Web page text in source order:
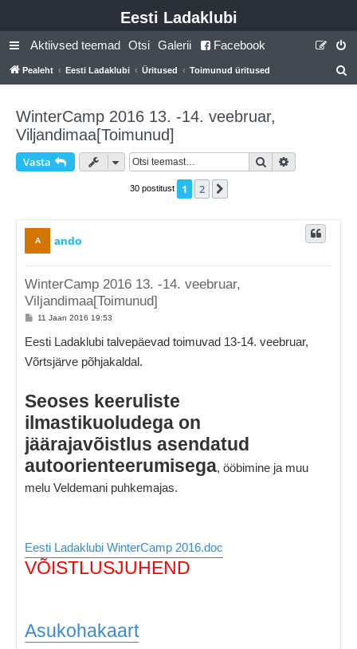
Eesti Ladaklubi
Aktiivsed teemad Otsi Galerii Facebook
Pealeht Eesti Ladaklubi Üritused Toimunud üritused
t
WinterCamp 2016 13. -14. veebruar,
Viljandimaa[Toimunud]
Vasta Otsi
30 postitust 1 2
A ando
WinterCamp 2016 13. -14. veebruar,
Viljandimaa[Toimunud]
P
t
t
11 Jaan 2016 19:53
Eesti Ladaklubi talvepäevad toimuvad 13-14. veebruar,
Võrtsjärve põhjakaldal.
Seoses keeruliste
ilmastikuoludega on
jäärajavõistlus asendatud
autoorienteerumisega, ööbimine ja muu
melu Veldemani puhkemajas.
Eesti Ladaklubi WinterCamp 2016.doc
VÕISTLUSJUHEND
Asukohakaart